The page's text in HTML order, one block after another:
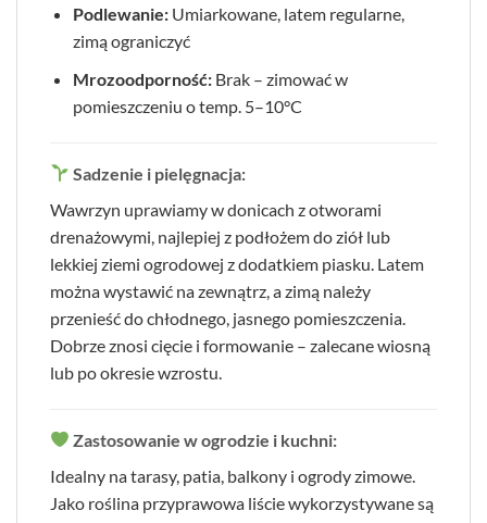
Podlewanie:Umiarkowane, latem regularne,
zimą ograniczyć
Mrozoodporność:Brak – zimować w
pomieszczeniu o temp. 5–10°C
Sadzenie i pielęgnacja:
Wawrzyn uprawiamy w donicach z otworami
drenażowymi, najlepiej z podłożem do ziół lub
lekkiej ziemi ogrodowej z dodatkiem piasku. Latem
można wystawić na zewnątrz, a zimą należy
przenieść do chłodnego, jasnego pomieszczenia.
Dobrze znosi cięcie i formowanie – zalecane wiosną
lub po okresie wzrostu.
Zastosowanie w ogrodzie i kuchni:
Idealny na tarasy, patia, balkony i ogrody zimowe.
Jako roślina przyprawowa liście wykorzystywane są